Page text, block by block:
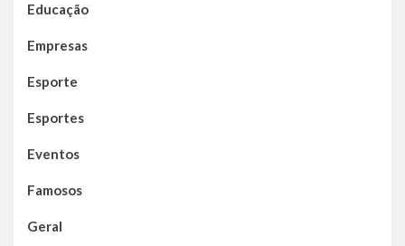
Educação
Empresas
Esporte
Esportes
Eventos
Famosos
Geral